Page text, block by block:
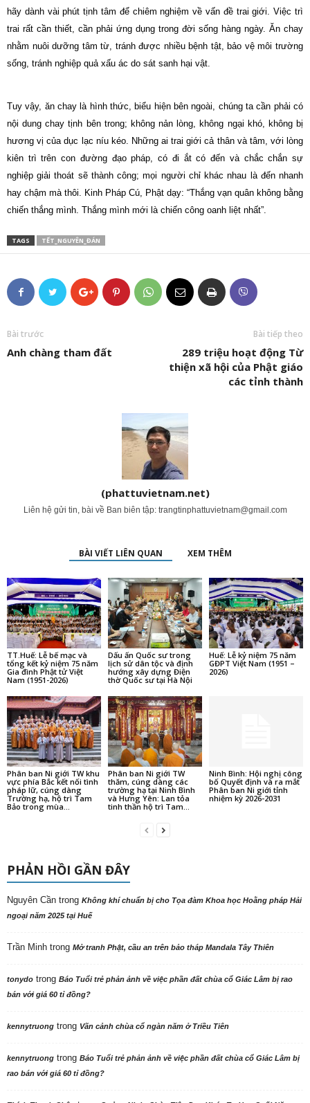
hãy dành vài phút tịnh tâm để chiêm nghiệm về vấn đề trai giới. Việc trì
trai rất cần thiết, cần phải ứng dụng trong đời sống hàng ngày. Ăn chay
nhằm nuôi dưỡng tâm từ, tránh được nhiều bệnh tật, bảo vệ môi trường
sống, tránh nghiệp quả xấu ác do sát sanh hại vật.
Tuy vậy, ăn chay là hình thức, biểu hiện bên ngoài, chúng ta cần phải có
nội dung chay tịnh bên trong; không nản lòng, không ngại khó, không bị
hương vị của dục lạc níu kéo. Những ai trai giới cả thân và tâm, với lòng
kiên trì trên con đường đạo pháp, có đi ắt có đến và chắc chắn sự
nghiệp giải thoát sẽ thành công; mọi người chỉ khác nhau là đến nhanh
hay chậm mà thôi. Kinh Pháp Cú, Phật dạy: “Thắng vạn quân không bằng
chiến thắng mình. Thắng mình mới là chiến công oanh liệt nhất”.
TAGS TẾT_NGUYÊN_ĐÁN
Bài trước
Anh chàng tham đất
Bài tiếp theo
289 triệu hoạt động Từ
thiện xã hội của Phật giáo
các tỉnh thành
(phattuvietnam.net)
Liên hệ gửi tin, bài về Ban biên tập: trangtinphattuvietnam@gmail.com
BÀI VIẾT LIÊN QUAN XEM THÊM
TT.Huế: Lễ bế mạc và
tổng kết kỷ niệm 75 năm
Gia đình Phật tử Việt
Nam (1951-2026)
Dấu ấn Quốc sư trong
lịch sử dân tộc và định
hướng xây dựng Điện
thờ Quốc sư tại Hà Nội
Huế: Lễ kỷ niệm 75 năm
GĐPT Việt Nam (1951 –
2026)
Phân ban Ni giới TW khu
vực phía Bắc kết nối tình
pháp lữ, cúng dàng
Trường hạ, hộ trì Tam
Bảo trong mùa...
Phân ban Ni giới TW
thăm, cúng dàng các
trường hạ tại Ninh Bình
và Hưng Yên: Lan tỏa
tinh thần hộ trì Tam...
Ninh Bình: Hội nghị công
bố Quyết định và ra mắt
Phân ban Ni giới tỉnh
nhiệm kỳ 2026-2031
PHẢN HỒI GẦN ĐÂY
Nguyên Cần trong Không khí chuẩn bị cho Tọa đàm Khoa học Hoằng pháp Hải
ngoại năm 2025 tại Huế
Trần Minh trong Mở tranh Phật, cầu an trên bảo tháp Mandala Tây Thiên
tonydo trong Báo Tuổi trẻ phản ảnh về việc phần đất chùa cổ Giác Lâm bị rao
bán với giá 60 tỉ đồng?
kennytruong trong Vãn cảnh chùa cổ ngàn năm ở Triều Tiên
kennytruong trong Báo Tuổi trẻ phản ảnh về việc phần đất chùa cổ Giác Lâm bị
rao bán với giá 60 tỉ đồng?